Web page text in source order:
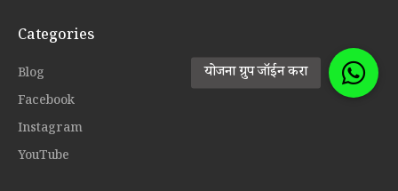
Categories
Blog
Facebook
Instagram
YouTube